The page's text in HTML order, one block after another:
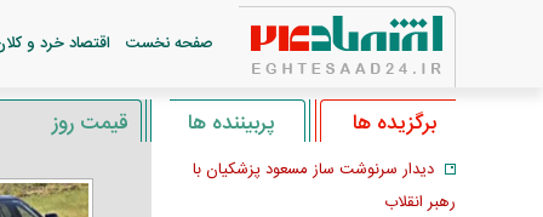
صفحه نخست اقتصاد خرد و
قیمت روز برگزیده ها پربیننده ها
دیدار سرنوشت ساز مسعود پزشکیان با
رهبر انقلاب